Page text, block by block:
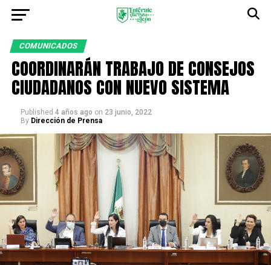
COMUNICADOS
COORDINARÁN TRABAJO DE CONSEJOS
CIUDADANOS CON NUEVO SISTEMA
Published 4 años ago on 23 junio, 2022
By Dirección de Prensa